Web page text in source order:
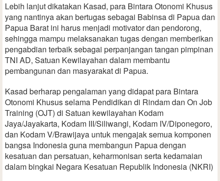
Lebih lanjut dikatakan Kasad, para Bintara Otonomi Khusus
yang nantinya akan bertugas sebagai Babinsa di Papua dan
Papua Barat ini harus menjadi motivator dan pendorong,
sehingga mampu melaksanakan tugas dengan memberikan
pengabdian terbaik sebagai perpanjangan tangan pimpinan
TNI AD, Satuan Kewilayahan dalam membantu
pembangunan dan masyarakat di Papua.
Kasad berharap pengalaman yang didapat para Bintara
Otonomi Khusus selama Pendidikan di Rindam dan On Job
Training (OJT) di Satuan kewilayahan Kodam
Jaya/Jayakarta, Kodam III/Siliwangi, Kodam IV/Diponegoro,
dan Kodam V/Brawijaya untuk mengajak semua komponen
bangsa Indonesia guna membangun Papua dengan
kesatuan dan persatuan, keharmonisan serta kedamaian
dalam bingkai Negara Kesatuan Republik Indonesia (NKRI)